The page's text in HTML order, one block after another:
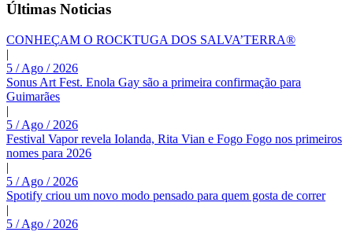
Últimas Noticias
CONHEÇAM O ROCKTUGA DOS SALVA’TERRA®
|
5 / Ago / 2026
Sonus Art Fest. Enola Gay são a primeira confirmação para
Guimarães
|
5 / Ago / 2026
Festival Vapor revela Iolanda, Rita Vian e Fogo Fogo nos primeiros
nomes para 2026
|
5 / Ago / 2026
Spotify criou um novo modo pensado para quem gosta de correr
|
5 / Ago / 2026